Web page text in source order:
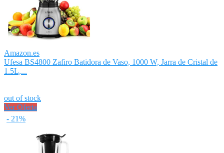
Amazon.es
Ufesa BS4800 Zafiro Batidora de Vaso, 1000 W, Jarra de Cristal de
1.5L,...
out of stock
Ver Oferta
- 21%